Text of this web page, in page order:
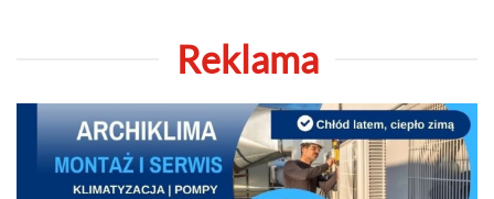
Reklama